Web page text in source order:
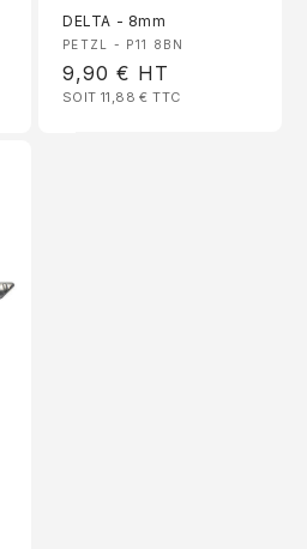
DELTA - 8mm
Fournisseur :
PETZL - P11 8BN
Prix
habituel
9,90 € HT
SOIT 11,88 €TTC